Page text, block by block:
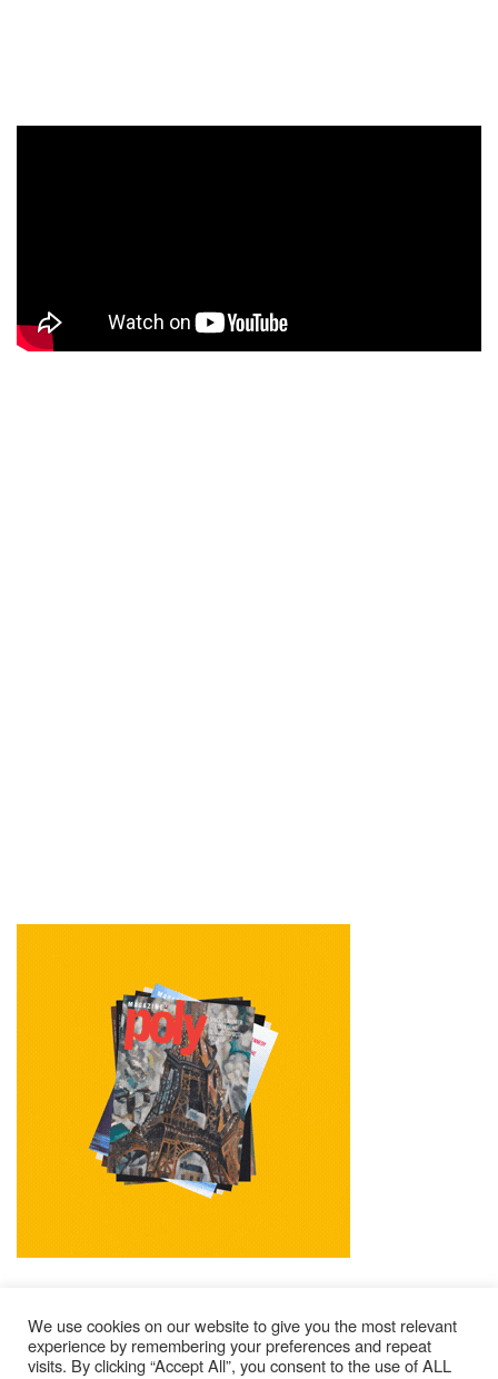
Mentions Légales Contacts Où Trouver Poly ?
We use cookies on our website to give you the most relevant
experience by remembering your preferences and repeat
visits. By clicking “Accept All”, you consent to the use of ALL